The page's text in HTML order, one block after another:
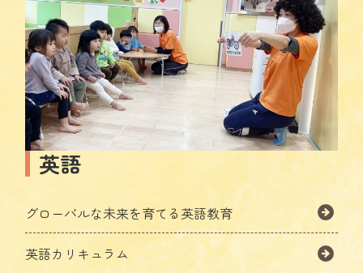
英語
グローバルな未来を育てる英語教育
英語カリキュラム